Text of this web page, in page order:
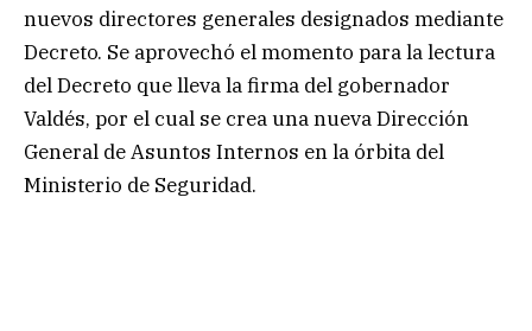
nuevos directores generales designados mediante
Decreto. Se aprovechó el momento para la lectura
del Decreto que lleva la firma del gobernador
Valdés, por el cual se crea una nueva Dirección
General de Asuntos Internos en la órbita del
Ministerio de Seguridad.